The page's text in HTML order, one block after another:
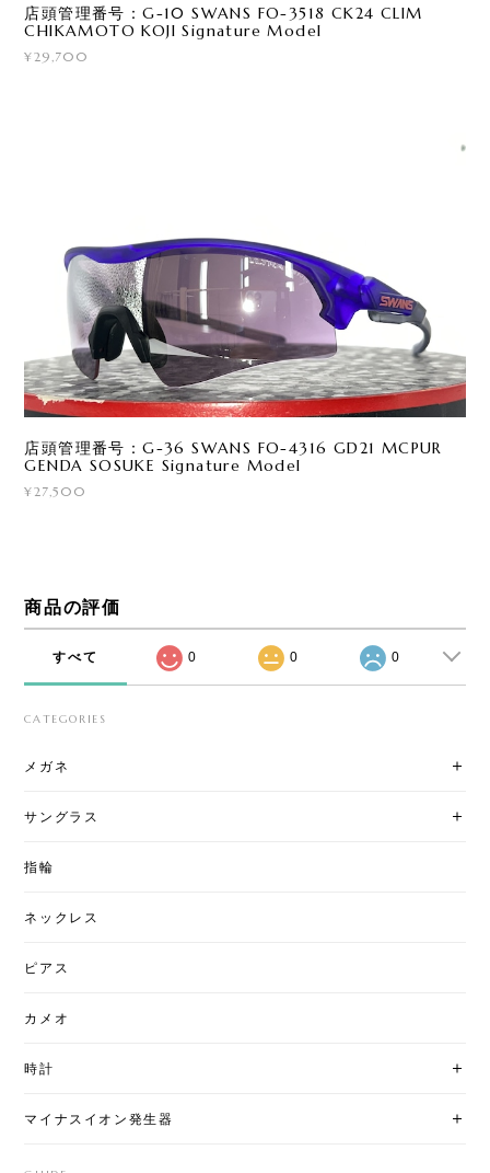
店頭管理番号：G-10 SWANS FO-3518 CK24 CLIM
CHIKAMOTO KOJI Signature Model
¥29,700
店頭管理番号：G-36 SWANS FO-4316 GD21 MCPUR
GENDA SOSUKE Signature Model
¥27,500
商品の評価
すべて 0 0 0
CATEGORIES
メガネ
サングラス
指輪
ネックレス
ピアス
カメオ
時計
マイナスイオン発生器